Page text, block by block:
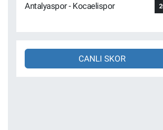
Antalyaspor - Kocaelispor
CANLI SKOR